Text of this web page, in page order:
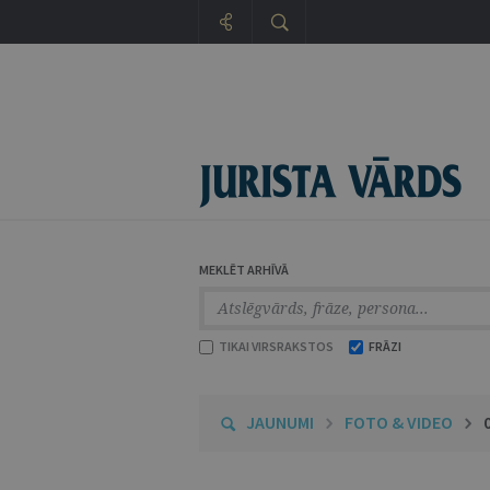
MEKLĒT ARHĪVĀ
TIKAI VIRSRAKSTOS FRĀZI
JAUNUMI FOTO & VIDEO